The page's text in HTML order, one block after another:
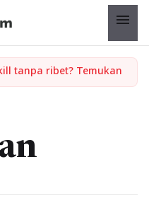
menu
Ingin upgrade skill tanpa ribet? Temukan kelas seru dan materi lengkap hanya di YukBelajar.com. Mulai langkah suksesmu hari ini! • Mau lulus? Latih dirimu dengan ribuan soal akurat di tryout.id.